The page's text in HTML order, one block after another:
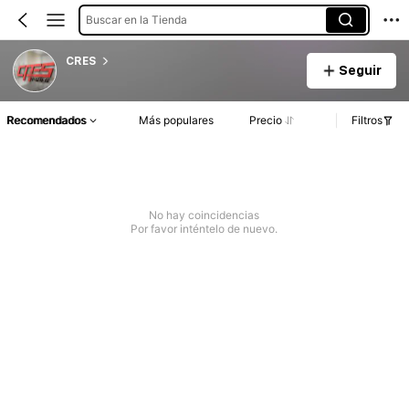
Buscar en la Tienda
CRES
Seguir
Recomendados Más populares Precio Filtros
No hay coincidencias
Por favor inténtelo de nuevo.